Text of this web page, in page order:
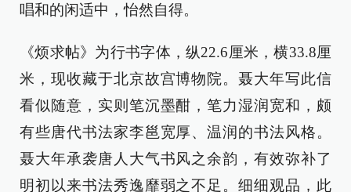
唱和的闲适中，怡然自得。
《烦求帖》为行书字体，纵22.6厘米，横33.8厘
米，现收藏于北京故宫博物院。聂大年写此信
看似随意，实则笔沉墨酣，笔力湿润宽和，颇
有些唐代书法家李邕宽厚、温润的书法风格。
聂大年承袭唐人大气书风之余韵，有效弥补了
明初以来书法秀逸靡弱之不足。细细观品，此